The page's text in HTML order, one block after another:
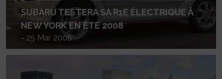
SUBARU TESTERA SA R1E ÉLECTRIQUE À
NEW YORK EN ÉTÉ 2008
- 25 Mar 2008